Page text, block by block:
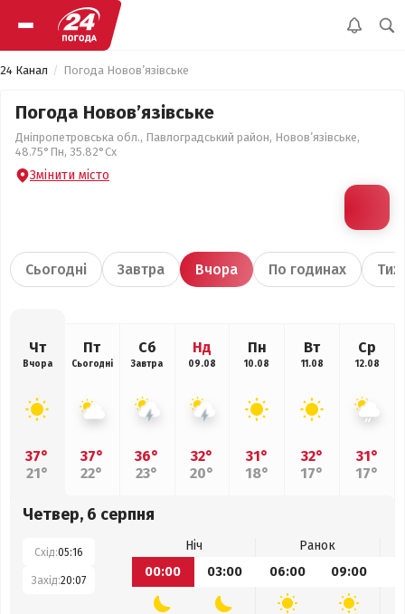
24 Канал Погода Новов’язівське
Погода Новов’язівське
Дніпропетровська обл., Павлоградський район, Новов’язівське,
48.75°Пн, 35.82°Сх
Змінити місто
Сьогодні Завтра Вчора По годинах
Чт
Вчора
37°
21°
Пт
Сьогодні
37°
22°
Сб
Завтра
36°
23°
Нд
09.08
32°
20°
Пн
10.08
31°
18°
Вт
11.08
32°
17°
Ср
12.08
31°
17°
Четвер, 6 серпня
Схід:05:16
Захід:20:07
Ніч
Ранок
00:00
03:00 06:00 09:00